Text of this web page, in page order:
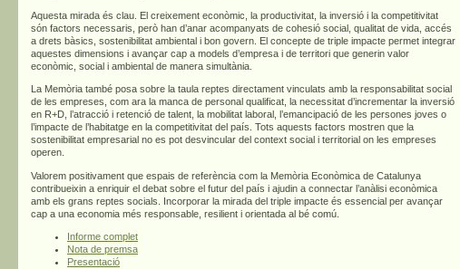
Aquesta mirada és clau. El creixement econòmic, la productivitat, la inversió i la competitivitat
són factors necessaris, però han d’anar acompanyats de cohesió social, qualitat de vida, accés
a drets bàsics, sostenibilitat ambiental i bon govern. El concepte de triple impacte permet integrar
aquestes dimensions i avançar cap a models d’empresa i de territori que generin valor
econòmic, social i ambiental de manera simultània.
La Memòria també posa sobre la taula reptes directament vinculats amb la responsabilitat social
de les empreses, com ara la manca de personal qualificat, la necessitat d’incrementar la inversió
en R+D, l’atracció i retenció de talent, la mobilitat laboral, l’emancipació de les persones joves o
l’impacte de l’habitatge en la competitivitat del país. Tots aquests factors mostren que la
sostenibilitat empresarial no es pot desvincular del context social i territorial on les empreses
operen.
Valorem positivament que espais de referència com la Memòria Econòmica de Catalunya
contribueixin a enriquir el debat sobre el futur del país i ajudin a connectar l’anàlisi econòmica
amb els grans reptes socials. Incorporar la mirada del triple impacte és essencial per avançar
cap a una economia més responsable, resilient i orientada al bé comú.
Informe complet
Nota de premsa
Presentació